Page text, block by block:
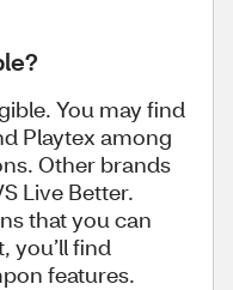
You may find
Playtex among
Other brands
Live Better.
that you can
you’ll find
features.